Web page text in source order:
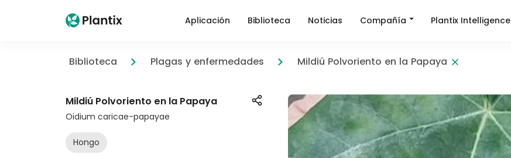
Aplicación Biblioteca Noticias Compañía Plantix Intelligence
Biblioteca Plagas y enfermedades Mildiú Polvoriento en la Papaya
Mildiú Polvoriento en la Papaya
Oidium caricae-papayae
Hongo